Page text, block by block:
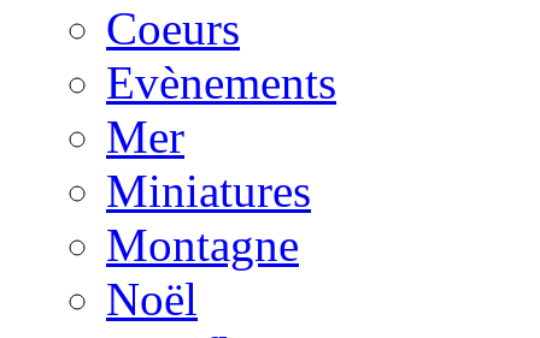
Coeurs
Evènements
Mer
Miniatures
Montagne
Noël